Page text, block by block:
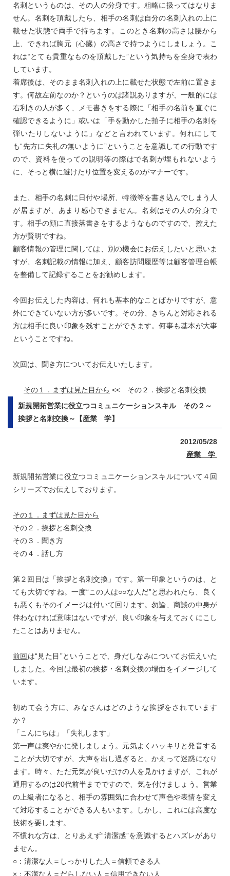
名刺というものは、その人の分身です。粗略に扱ってはなりま
せん。名刺を頂戴したら、相手の名刺は自分の名刺入れの上に
載せた状態で両手で持ちます。このとき名刺の高さは腰から
上、できれば胸元（心臓）の高さで持つようにしましょう。こ
れは“とても貴重なものを頂戴した”という気持ちを全身で表わ
しています。
着席後は、そのまま名刺入れの上に載せた状態で左前に置きま
す。何故左前なのか？というのは諸説ありますが、一般的には
右利きの人が多く、メモ書きをする際に「相手の名前を直ぐに
確認できるように」或いは「手を動かした拍子に相手の名刺を
弾いたりしないように」などと言われています。何れにして
も“先方に失礼の無いように”ということを意識しての行動です
ので、資料を使っての説明等の際はで名刺が埋もれないよう
に、そっと横に避けたり位置を変えるのがマナーです。
また、相手の名刺に日付や場所、特徴等を書き込んでしまう人
が居ますが、あまり感心できません。名刺はその人の分身で
す。相手の顔に直接落書きをするようなものですので、控えた
方が賢明ですね。
顧客情報の管理に関しては、別の機会にお伝えしたいと思いま
すが、名刺記載の情報に加え、顧客訪問履歴等は顧客管理台帳
を整備して記録することをお勧めします。
今回お伝えした内容は、何れも基本的なことばかりですが、意
外にできていない方が多いです。その分、きちんと対応される
方は相手に良い印象を残すことができます。何事も基本が大事
ということですね。
次回は、聞き方についてお伝えいたします。
その１．まずは見た目から << その２．挨拶と名刺交換
新規開拓営業に役立つコミュニケーションスキル その２～
挨拶と名刺交換～【産業 学】
2012/05/28
産業 学
新規開拓営業に役立つコミュニケーションスキルについて４回
シリーズでお伝えしております。
その１．まずは見た目から
その２．挨拶と名刺交換
その３．聞き方
その４．話し方
第２回目は「挨拶と名刺交換」です。第一印象というのは、と
ても大切ですね。一度“この人は○○な人だ”と思われたら、良く
も悪くもそのイメージは付いて回ります。勿論、商談の中身が
伴わなければ意味はないですが、良い印象を与えておくにこし
たことはありません。
前回 は“見た目”ということで、身だしなみについてお伝えいた
しました。今回は最初の挨拶・名刺交換の場面をイメージして
います。
初めて会う方に、みなさんはどのような挨拶をされています
か？
「こんにちは」「失礼します」
第一声は爽やかに発しましょう。元気よくハッキリと発音する
ことが大切ですが、大声を出し過ぎると、かえって迷惑になり
ます。時々、ただ元気が良いだけの人を見かけますが、これが
通用するのは20代前半までですので、気を付けましょう。営業
の上級者になると、相手の雰囲気に合わせて声色や表情を変え
て対応することができる人もいます。しかし、これには高度な
技術を要します。
不慣れな方は、とりあえず“清潔感”を意識するとハズレがあり
ません。
○：清潔な人＝しっかりした人＝信頼できる人
×：不潔な人＝だらしない人＝信用できない人